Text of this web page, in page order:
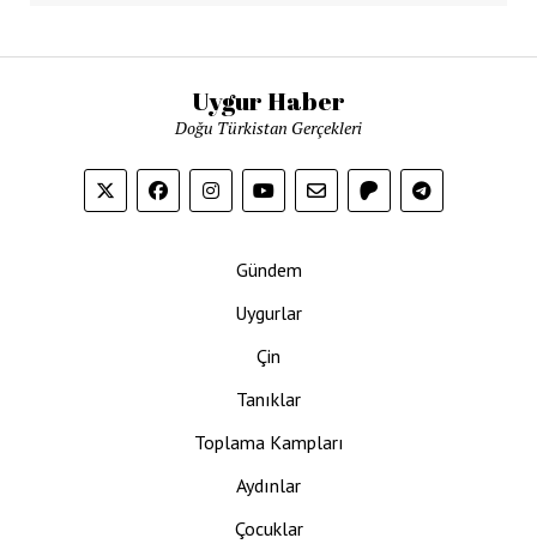
Uygur Haber
Doğu Türkistan Gerçekleri
Gündem
Uygurlar
Çin
Tanıklar
Toplama Kampları
Aydınlar
Çocuklar